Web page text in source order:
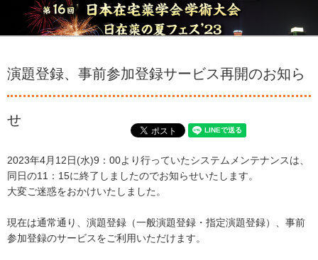
演題登録、事前参加登録サービス再開のお知ら
せ
2023年4月12日(水)9：00より行っていたシステムメンテナンスは、
同日の11：15に終了しましたのでお知らせいたします。
大変ご迷惑をおかけいたしました。
現在は通常通り、演題登録（一般演題登録・指定演題登録）、事前
参加登録のサービスをご利用いただけます。